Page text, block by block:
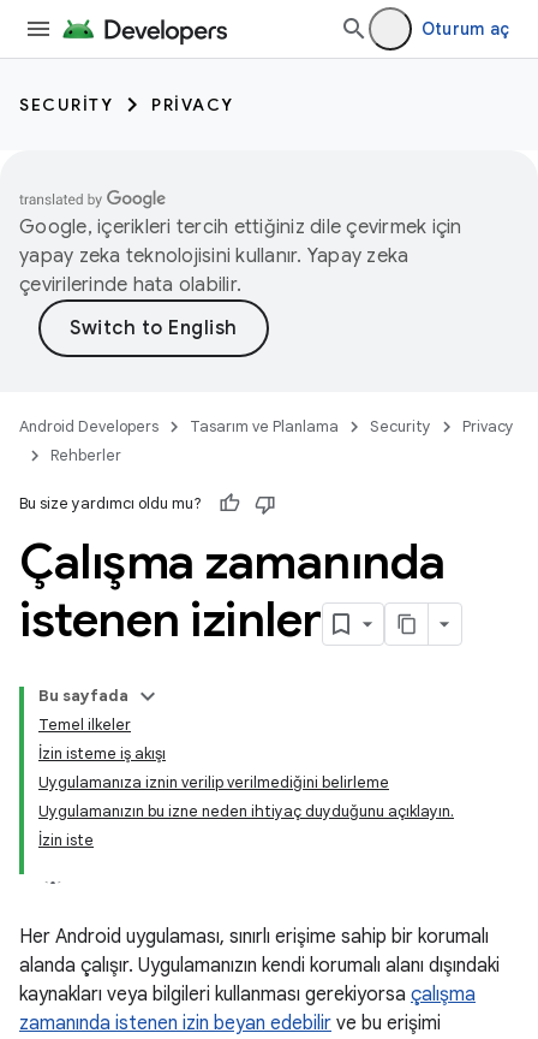
Oturum aç
SECURITY PRIVACY
Google, içerikleri tercih ettiğiniz dile çevirmek için
yapay zeka teknolojisini kullanır. Yapay zeka
çevirilerinde hata olabilir.
Android Developers Tasarım ve Planlama Security
Privacy
Rehberler
Bu size yardımcı oldu mu?
Çalışma zamanında
istenen izinler
Bu sayfada
Temel ilkeler
İzin isteme iş akışı
Uygulamanıza iznin verilip verilmediğini belirleme
Uygulamanızın bu izne neden ihtiyaç duyduğunu açıklayın.
İzin iste
Her Android uygulaması, sınırlı erişime sahip bir korumalı
alanda çalışır. Uygulamanızın kendi korumalı alanı dışındaki
kaynakları veya bilgileri kullanması gerekiyorsa çalışma
zamanında istenen izin beyan edebilir ve bu erişimi